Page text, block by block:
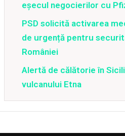
eșecul negocierilor cu
PSD solicită activarea
de urgență pentru
României
Alertă de călătorie în
vulcanului Etna